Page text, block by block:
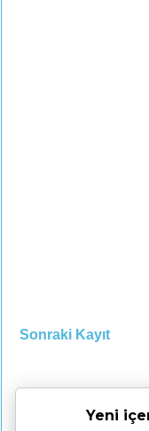
Sonraki Kayıt
Yeni